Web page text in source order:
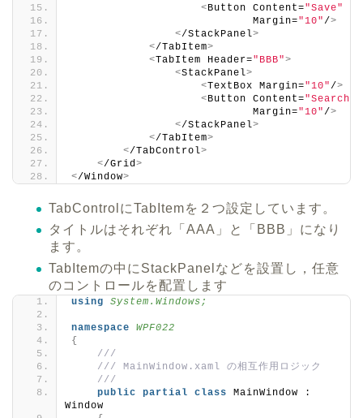
<Button Content="Save"
                            Margin=
"10"/>
</StackPanel>
</TabItem>
<TabItem Header="BBB">
<StackPanel>
<TextBox Margin="10"/>
<Button Content="Search"
                            Margin=
"10"/>
</StackPanel>
</TabItem>
</TabControl>
</Grid>
</Window>
TabControlにTabItemを２つ設定しています。
タイトルはそれぞれ「AAA」と「BBB」になり
ます。
TabItemの中にStackPanelなどを設置し，任意
のコントロールを配置します
using System.Windows;
namespace WPF022
{
///
/// MainWindow.xaml の相互作用ロジック
///
public
partial class MainWindow :
Window